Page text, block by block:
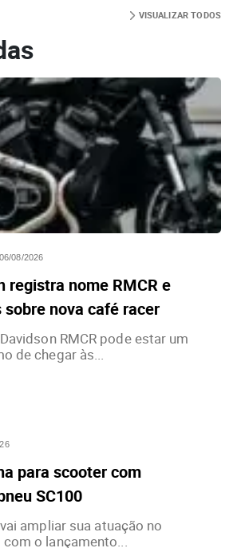
VISUALIZAR TODOS
06/08/2026
registra nome RMCR e
nova café racer
RMCR pode estar um
de chegar às...
para scooter com
SC100
ampliar sua atuação no
o lançamento...